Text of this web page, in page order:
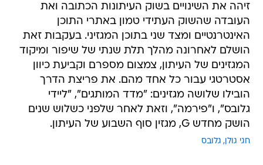
זיהה את השינויים בשוק העיתונות הכתובה ואת
העובדה שהשוק העתידי טמון באתרי התוכן
האינטרנטיים ומצד שני בתוכן המגזיני. בעקבות זאת
הושלם לאחרונה מהלך תלת שנתי של שיפור ומיקוד
המגזינים של העיתון, צמצום מספרם וקביעת כיוון
אסטרטגי עבור כל אחד מהם. את פריצת הדרך
הובילו שלושה מגזינים: "מדד המותגים", "ליידי
גלובס", ו"פירמה", וזאת לאחר שלפני כשלוש שנים
הושק מחדש G, מגזין סוף השבוע של העיתון.
חגי גולן גלובס